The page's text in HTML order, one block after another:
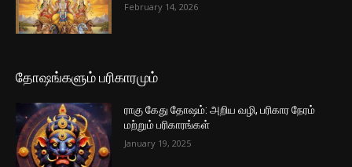
February 14, 2026
தோஷங்களும் பரிகாரமும்
ராகு கேது தோஷம்: அறிய வழி, பரிகார நேரம்
மற்றும் பரிகாரங்கள்
January 19, 2025